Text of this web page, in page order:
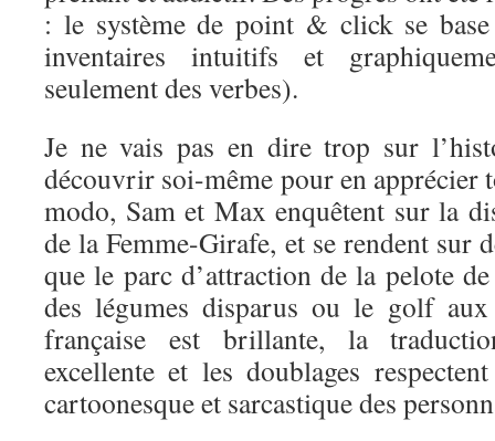
: le système de point & click se
inventaires intuitifs et
seulement des verbes).
Je ne vais pas en dire trop sur
découvrir soi-même pour en apprécier
modo, Sam et Max enquêtent sur la
de la Femme-Girafe, et se rendent sur
que le parc d’attraction de la pelote
des légumes disparus ou le golf
française est brillante, la
excellente et les doublages
cartoonesque et sarcastique des